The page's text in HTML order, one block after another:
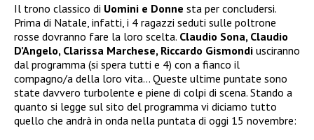
Il trono classico di Uomini e Donne sta per concludersi.
Prima di Natale, infatti, i 4 ragazzi seduti sulle poltrone
rosse dovranno fare la loro scelta. Claudio Sona, Claudio
D’Angelo, Clarissa Marchese, Riccardo Gismondi usciranno
dal programma (si spera tutti e 4) con a fianco il
compagno/a della loro vita… Queste ultime puntate sono
state davvero turbolente e piene di colpi di scena. Stando a
quanto si legge sul sito del programma vi diciamo tutto
quello che andrà in onda nella puntata di oggi 15 novembre: